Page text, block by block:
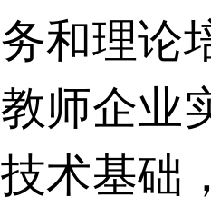
务和理论
教师企业
技术基础